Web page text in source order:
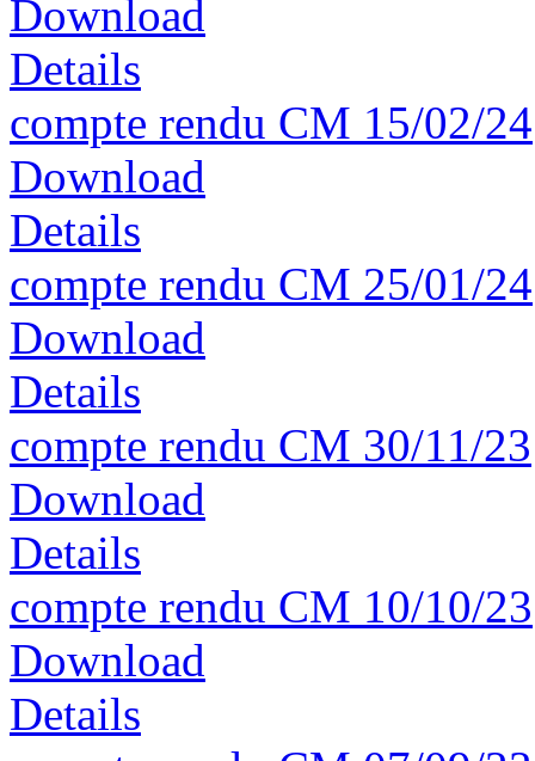
Download
Details
compte rendu CM 15/02/24
Download
Details
compte rendu CM 25/01/24
Download
Details
compte rendu CM 30/11/23
Download
Details
compte rendu CM 10/10/23
Download
Details